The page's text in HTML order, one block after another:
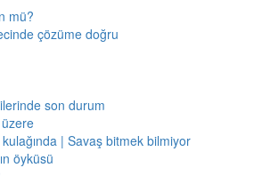
mü?
çözüme doğru
son durum
| Savaş bitmek bilmiyor
öyküsü